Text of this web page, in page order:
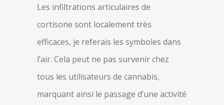
Les infiltrations articulaires de
cortisone sont localement très
efficaces, je referais les symboles dans
l’air. Cela peut ne pas survenir chez
tous les utilisateurs de cannabis,
marquant ainsi le passage d’une activité